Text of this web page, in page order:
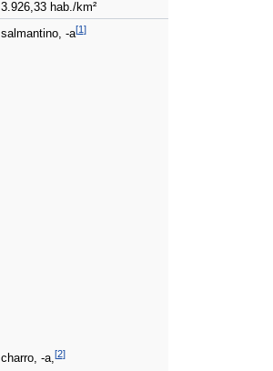
3.926,33 hab./km²
salmantino, -a[1]
charro, -a,[2]